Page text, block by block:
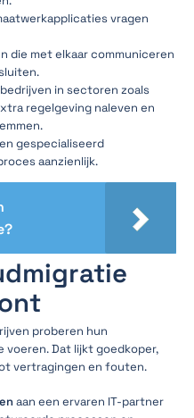
vragen
die met elkaar communiceren
bedrijven in sectoren zoals
regelgeving naleven en
gespecialiseerd
aanzienlijk.
proberen hun
Dat lijkt goedkoper,
vertragingen en fouten.
aan een ervaren IT-partner